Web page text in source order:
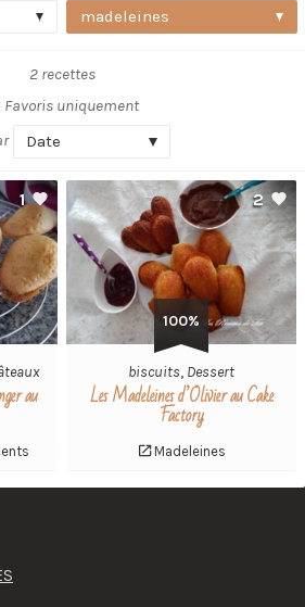
madeleines
2 recettes
Favoris uniquement
Date
1
au
100%
2
biscuits, Dessert
Les Madeleines d’Olivier au Cake
Factory
Madeleines